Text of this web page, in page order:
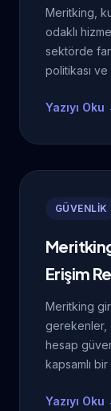
Meritking,
odaklı
sektörde
politikası ve
Yazıyı Oku
GÜVENLİK
Erişim
Meritking
gerekenler,
hesap
kapsamlı
Yazıyı Oku